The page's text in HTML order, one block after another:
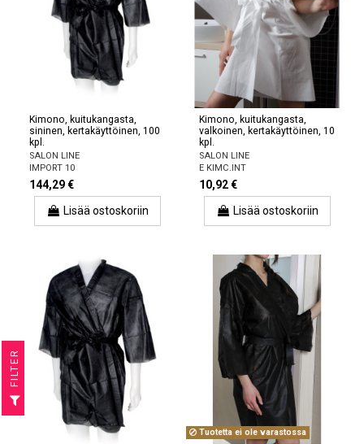
Kimono, kuitukangasta,
sininen, kertakäyttöinen, 100
kpl.
SALON LINE
IMPORT 10
144,29 €
Lisää ostoskoriin
Kimono, kuitukangasta,
valkoinen, kertakäyttöinen, 10
kpl.
SALON LINE
E KIMC.INT
10,92 €
Lisää ostoskoriin
Tuotetta ei ole varastossa
R